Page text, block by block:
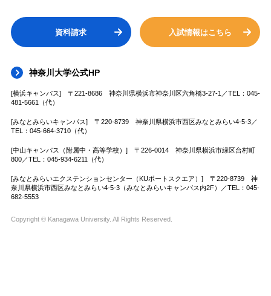
資料請求 入試情報はこちら
神奈川大学公式HP
[横浜キャンパス] 〒221-8686 神奈川県横浜市神奈川区六角橋3-27-1／TEL：045-
481-5661（代）
[みなとみらいキャンパス] 〒220-8739 神奈川県横浜市西区みなとみらい4-5-3／
TEL：045-664-3710（代）
[中山キャンパス（附属中・高等学校）] 〒226-0014 神奈川県横浜市緑区台村町
800／TEL：045-934-6211（代）
[みなとみらいエクステンションセンター（KUポートスクエア）] 〒220-8739 神
奈川県横浜市西区みなとみらい4-5-3（みなとみらいキャンパス内2F）／TEL：045-
682-5553
Copyright © Kanagawa University. All Rights Reserved.